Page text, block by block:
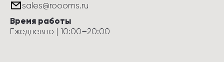
sales@roooms.ru
Время работы
Ежедневно | 10:00–20:00